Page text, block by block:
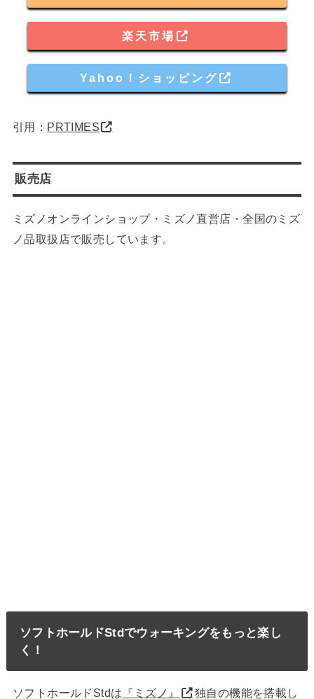
楽天市場
Yahoo！ショッピング
引用： PRTIMES
販売店
ミズノオンラインショップ・ミズノ直営店・全国のミズ
ノ品取扱店で販売しています。
ソフトホールドStdでウォーキングをもっと楽し
く！
ソフトホールドStdは 『ミズノ』 独自の機能を搭載し